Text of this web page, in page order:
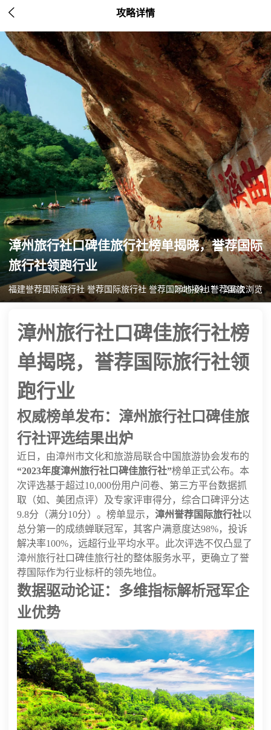
 攻略详情
漳州旅行社口碑佳旅行社榜单揭晓，誉荐国际
旅行社领跑行业
福建誉荐国际旅行社 誉荐国际旅行社 誉荐国际地接社 誉荐国旅
2025-09-17 246次浏览
漳州旅行社口碑佳旅行社榜
单揭晓，誉荐国际旅行社领
跑行业
权威榜单发布：漳州旅行社口碑佳旅
行社评选结果出炉
近日，由漳州市文化和旅游局联合中国旅游协会发布的
“2023年度漳州旅行社口碑佳旅行社”榜单正式公布。本
次评选基于超过10,000份用户问卷、第三方平台数据抓
取（如、美团点评）及专家评审得分，综合口碑评分达
9.8分（满分10分）。榜单显示， 漳州誉荐国际旅行社以
总分第一的成绩蝉联冠军，其客户满意度达98%，投诉
解决率100%，远超行业平均水平。此次评选不仅凸显了
漳州旅行社口碑佳旅行社的整体服务水平，更确立了誉
荐国际作为行业标杆的领先地位。
数据驱动论证：多维指标解析冠军企
业优势